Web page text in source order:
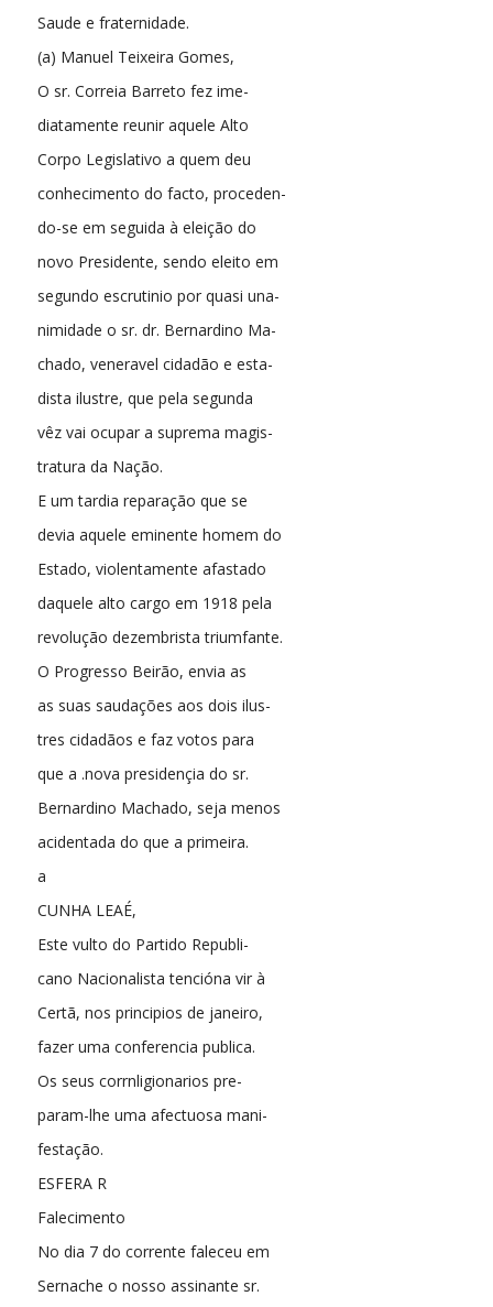
Saude e fraternidade.
(a) Manuel Teixeira Gomes,
O sr. Correia Barreto fez ime-
diatamente reunir aquele Alto
Corpo Legislativo a quem deu
conhecimento do facto, proceden-
do-se em seguida à eleição do
novo Presidente, sendo eleito em
segundo escrutinio por quasi una-
nimidade o sr. dr. Bernardino Ma-
chado, veneravel cidadão e esta-
dista ilustre, que pela segunda
vêz vai ocupar a suprema magis-
tratura da Nação.
E um tardia reparação que se
devia aquele eminente homem do
Estado, violentamente afastado
daquele alto cargo em 1918 pela
revolução dezembrista triumfante.
O Progresso Beirão, envia as
as suas saudações aos dois ilus-
tres cidadãos e faz votos para
que a .nova presidençia do sr.
Bernardino Machado, seja menos
acidentada do que a primeira.
a
CUNHA LEAÉ,
Este vulto do Partido Republi-
cano Nacionalista tencióna vir à
Certã, nos principios de janeiro,
fazer uma conferencia publica.
Os seus corrnligionarios pre-
param-lhe uma afectuosa mani-
festação.
ESFERA R
Falecimento
No dia 7 do corrente faleceu em
Sernache o nosso assinante sr.